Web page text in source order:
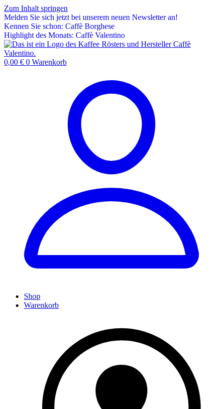
Zum Inhalt springen
Melden Sie sich jetzt bei unserem neuen Newsletter an!
Kennen Sie schon: Caffè Borghese
Highlight des Monats: Caffè Valentino
0,00 € 0 Warenkorb
Shop
Warenkorb